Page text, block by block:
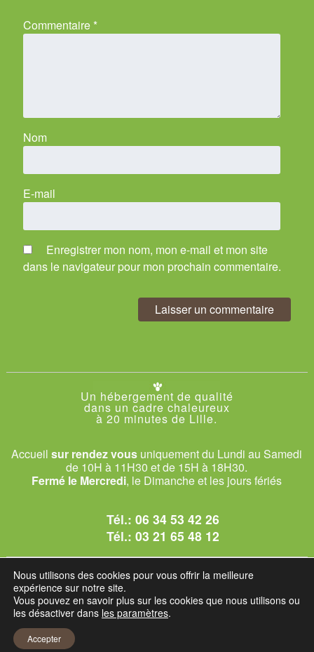
Commentaire *
Nom
E-mail
Enregistrer mon nom, mon e-mail et mon site
dans le navigateur pour mon prochain commentaire.
Un hébergement de qualité
dans un cadre chaleureux
à 20 minutes de Lille.
Accueilsur rendez vous uniquement du Lundi au Samedi
de 10H à 11H30 et de 15H à 18H30.
Fermé le Mercredi, le Dimanche et les jours fériés
Tél.:06 34 53 42 26
Tél.:03 21 65 48 12
© 2026 Le Club des Chats
1228 rue bataille - 62840 Sailly-sur-la-Lys.
Mentions légales et C.G.U
Nous utilisons des cookies pour vous offrir la meilleure
expérience sur notre site.
Vous pouvez en savoir plus sur les cookies que nous utilisons ou
les désactiver dans les paramètres.
Accepter